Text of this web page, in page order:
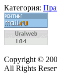
Категория:
Copyright ©
All Rights